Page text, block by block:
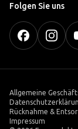
Folgen Sie uns
Allgemeine
Rücknahme &
Impressum